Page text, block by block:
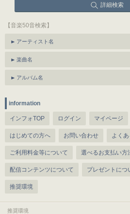
詳細検索
【音楽50音検索】
アーティスト名
楽曲名
アルバム名
information
インフォTOP ログイン マイページ
はじめての方へ お問い合わせ よく
ご利用料金等について 選べるお支払い方
配信コンテンツについて プレゼントにつ
推奨環境
推奨環境